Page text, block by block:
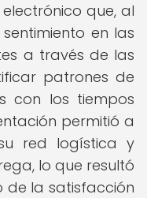
que, al
en las
a través de las
patrones de
con los tiempos
permitió a
red logística y
lo que resultó
de la satisfacción